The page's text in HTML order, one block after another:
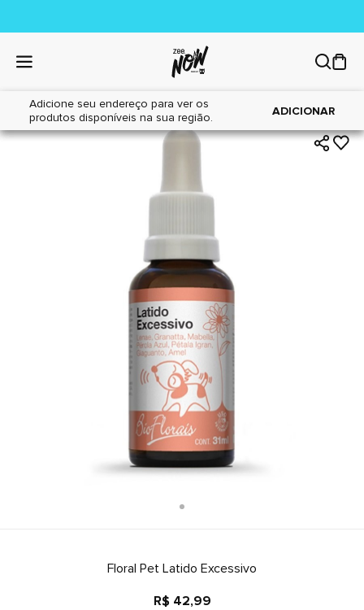
Adicione seu endereço para ver os
produtos disponíveis na sua região.
ADICIONAR
Home|Cães|Farmácia
Floral Pet Latido Excessivo
R$ 42,99